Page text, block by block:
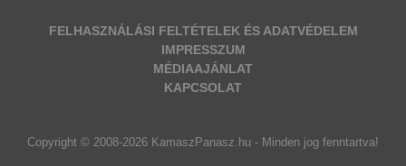
FELHASZNÁLÁSI FELTÉTELEK ÉS ADATVÉDELEM
IMPRESSZUM
MÉDIAAJÁNLAT
KAPCSOLAT
Copyright © 2008-2026 KamaszPanasz.hu - Minden jog fenntartva!